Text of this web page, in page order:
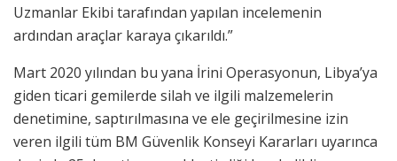
Uzmanlar Ekibi tarafından yapılan incelemenin
ardından araçlar karaya çıkarıldı.”
Mart 2020 yılından bu yana İrini Operasyonun, Libya’ya
giden ticari gemilerde silah ve ilgili malzemelerin
denetimine, saptırılmasına ve ele geçirilmesine izin
veren ilgili tüm BM Güvenlik Konseyi Kararları uyarınca